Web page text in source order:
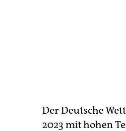
Der Deutsche
2023 mit hohen